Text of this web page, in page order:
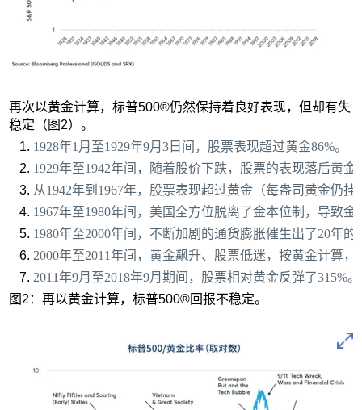
再次以黄金计算，标普500®仍然保持着良好表现，但却有失
稳定（图2）。
1928年1月至1929年9月3日间，股票表现超过黄金86%。
1929年至1942年间，随着股价下跌，股票的表现落后黄
从1942年到1967年，股票表现超过黄金（每盎司黄金仍挂
1967年至1980年间，美国全方位脱离了金本位制，导致
1980年至2000年间，不断加剧的通货膨胀催生出了20年
2000年至2011年间，黄金飙升、股票低迷，按黄金计算，
2011年9月至2018年9月期间，股票相对黄金反弹了315%
图2：再以黄金计算，标普500®回报不稳定。